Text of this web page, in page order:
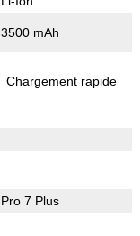
3500 mAh
Chargement rapide
Pro 7 Plus